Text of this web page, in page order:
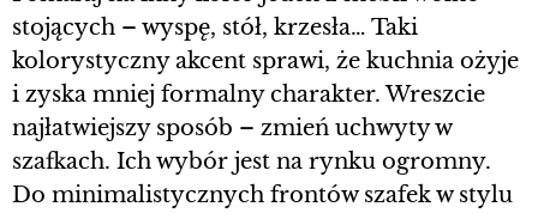
stojących – wyspę, stół, krzesła… Taki
kolorystyczny akcent sprawi, że kuchnia ożyje
i zyska mniej formalny charakter. Wreszcie
najłatwiejszy sposób – zmień uchwyty w
szafkach. Ich wybór jest na rynku ogromny.
Do minimalistycznych frontów szafek w stylu